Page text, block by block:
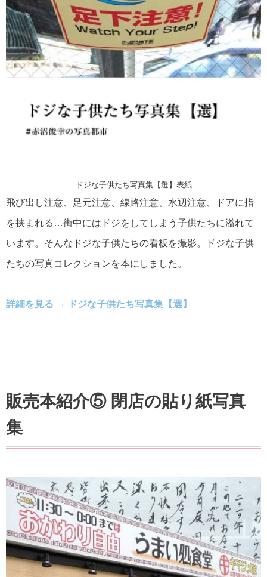
ドジな子供たち写真集【選】表紙
飛び出し注意、足元注意、線路注意、水辺注意、ドアに指
を挟まれる…街中にはドジをしてしまう子供たちに溢れて
います。そんなドジな子供たちの看板を撮影。ドジな子供
たちの写真コレクションを本にしました。
詳細を見る → ドジな子供たち写真集【選】
販売本紹介⑤ 閉店の貼り紙写真
集